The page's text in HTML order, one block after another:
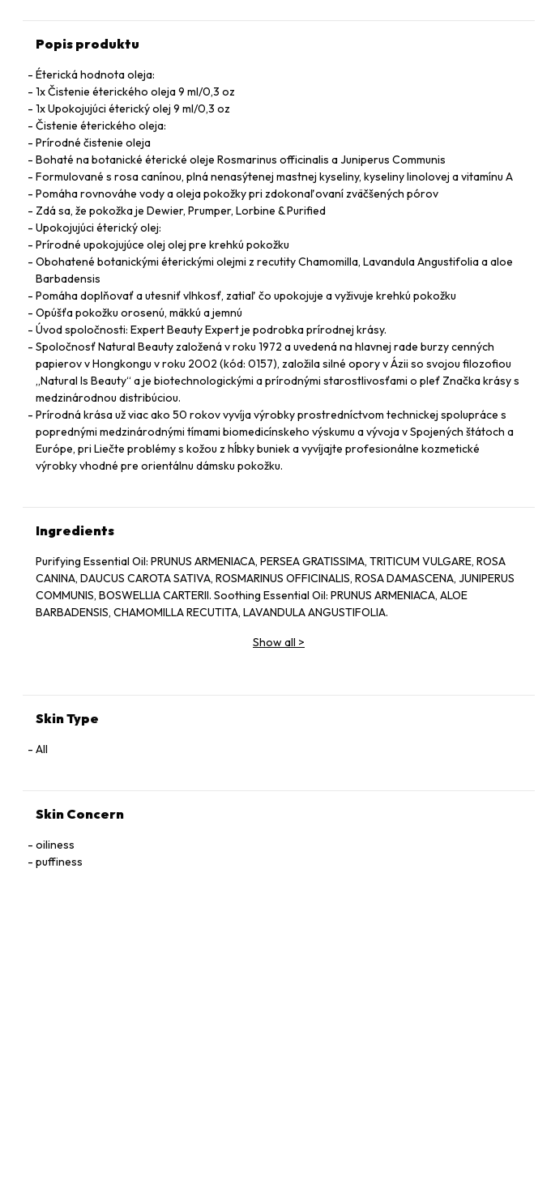
Popis produktu
Éterická hodnota oleja:
1x Čistenie éterického oleja 9 ml/0,3 oz
1x Upokojujúci éterický olej 9 ml/0,3 oz
Čistenie éterického oleja:
Prírodné čistenie oleja
Bohaté na botanické éterické oleje Rosmarinus officinalis a Juniperus Communis
Formulované s rosa canínou, plná nenasýtenej mastnej kyseliny, kyseliny linolovej a vitamínu A
Pomáha rovnováhe vody a oleja pokožky pri zdokonaľovaní zväčšených pórov
Zdá sa, že pokožka je Dewier, Prumper, Lorbine & Purified
Upokojujúci éterický olej:
Prírodné upokojujúce olej olej pre krehkú pokožku
Obohatené botanickými éterickými olejmi z recutity Chamomilla, Lavandula Angustifolia a aloe
Barbadensis
Pomáha doplňovať a utesniť vlhkosť, zatiaľ čo upokojuje a vyživuje krehkú pokožku
Opúšťa pokožku orosenú, mäkkú a jemnú
Úvod spoločnosti: Expert Beauty Expert je podrobka prírodnej krásy.
Spoločnosť Natural Beauty založená v roku 1972 a uvedená na hlavnej rade burzy cenných
papierov v Hongkongu v roku 2002 (kód: 0157), založila silné opory v Ázii so svojou filozofiou
„Natural Is Beauty“ a je biotechnologickými a prírodnými starostlivosťami o pleť Značka krásy s
medzinárodnou distribúciou.
Prírodná krása už viac ako 50 rokov vyvíja výrobky prostredníctvom technickej spolupráce s
poprednými medzinárodnými tímami biomedicínskeho výskumu a vývoja v Spojených štátoch a
Európe, pri Liečte problémy s kožou z hĺbky buniek a vyvíjajte profesionálne kozmetické
výrobky vhodné pre orientálnu dámsku pokožku.
Ingredients
Purifying Essential Oil: PRUNUS ARMENIACA, PERSEA GRATISSIMA, TRITICUM VULGARE, ROSA
CANINA, DAUCUS CAROTA SATIVA, ROSMARINUS OFFICINALIS, ROSA DAMASCENA, JUNIPERUS
COMMUNIS, BOSWELLIA CARTERII. Soothing Essential Oil: PRUNUS ARMENIACA, ALOE
BARBADENSIS, CHAMOMILLA RECUTITA, LAVANDULA ANGUSTIFOLIA.
Show all >
Skin Type
All
Skin Concern
oiliness
puffiness